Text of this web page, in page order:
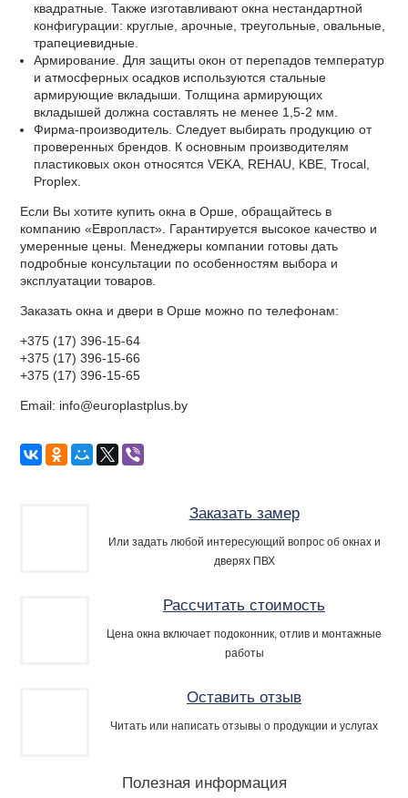
квадратные. Также изготавливают окна нестандартной
конфигурации: круглые, арочные, треугольные, овальные,
трапециевидные.
Армирование. Для защиты окон от перепадов температур
и атмосферных осадков используются стальные
армирующие вкладыши. Толщина армирующих
вкладышей должна составлять не менее 1,5-2 мм.
Фирма-производитель. Следует выбирать продукцию от
проверенных брендов. К основным производителям
пластиковых окон относятся VEKA, REHAU, KBE, Trocal,
Proplex.
Если Вы хотите купить окна в Орше, обращайтесь в
компанию «Европласт». Гарантируется высокое качество и
умеренные цены. Менеджеры компании готовы дать
подробные консультации по особенностям выбора и
эксплуатации товаров.
Заказать окна и двери в Орше можно по телефонам:
+375 (17) 396-15-64
+375 (17) 396-15-66
+375 (17) 396-15-65
Email: info@europlastplus.by
Заказать замер
Или задать любой интересующий вопрос об окнах и
дверях ПВХ
Рассчитать стоимость
Цена окна включает подоконник, отлив и монтажные
работы
Оставить отзыв
Читать или написать отзывы о продукции и услугах
Полезная информация